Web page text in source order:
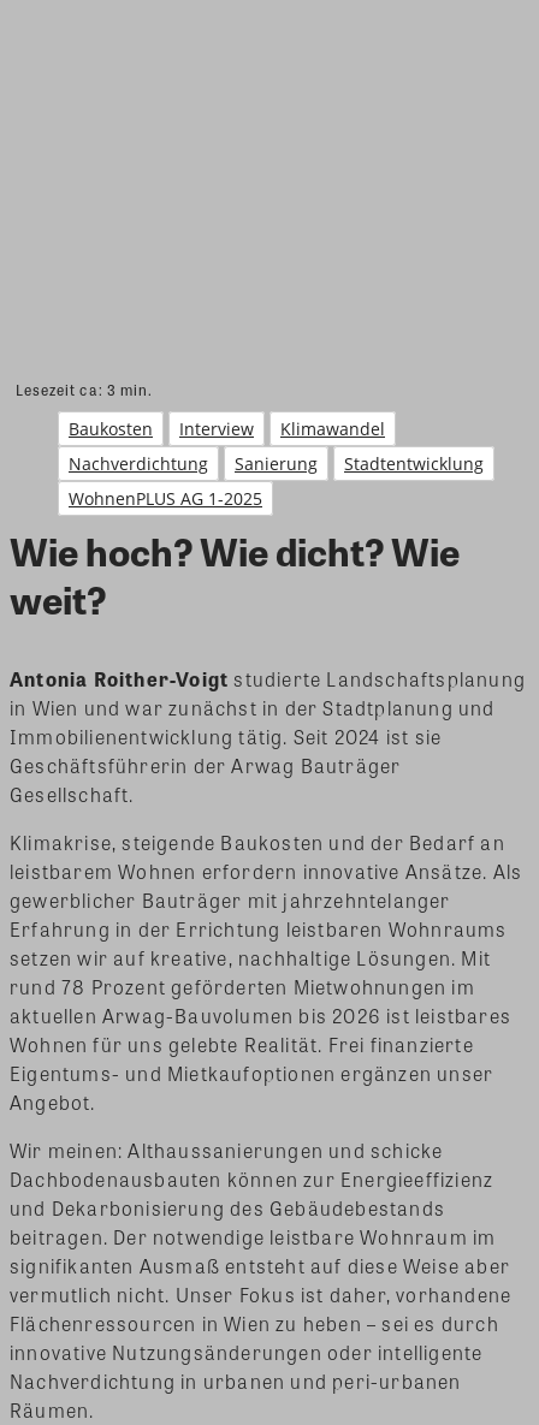
Lesezeit ca: 3 min.
Baukosten Interview
Klimawandel
Nachverdichtung
Sanierung
Stadtentwicklung
WohnenPLUS AG 1-2025
Wie hoch? Wie dicht? Wie
weit?
Antonia Roither-Voigt studierte Landschaftsplanung
in Wien und war zunächst in der Stadtplanung und
Immobilienentwicklung tätig. Seit 2024 ist sie
Geschäftsführerin der Arwag Bauträger
Gesellschaft.
Klimakrise, steigende Baukosten und der Bedarf an
leistbarem Wohnen erfordern innovative Ansätze. Als
gewerblicher Bauträger mit jahrzehntelanger
Erfahrung in der Errichtung leistbaren Wohnraums
setzen wir auf kreative, nachhaltige Lösungen. Mit
rund 78 Prozent geförderten Mietwohnungen im
aktuellen Arwag-Bauvolumen bis 2026 ist leistbares
Wohnen für uns gelebte Realität. Frei finanzierte
Eigentums- und Mietkaufoptionen ergänzen unser
Angebot.
Wir meinen: Althaussanierungen und schicke
Dachbodenausbauten können zur Energieeffizienz
und Dekarbonisierung des Gebäudebestands
beitragen. Der notwendige leistbare Wohnraum im
signifikanten Ausmaß entsteht auf diese Weise aber
vermutlich nicht. Unser Fokus ist daher, vorhandene
Flächenressourcen in Wien zu heben – sei es durch
innovative Nutzungsänderungen oder intelligente
Nachverdichtung in urbanen und peri-urbanen
Räumen.